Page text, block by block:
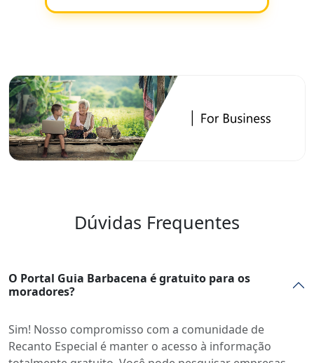
Dúvidas Frequentes
O Portal Guia Barbacena é gratuito para os
moradores?
Sim! Nosso compromisso com a comunidade de
Recanto Especial é manter o acesso à informação